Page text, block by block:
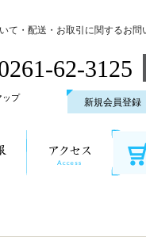
て・配送・お取引に関するお
62-3125
ップ 新規会員登録